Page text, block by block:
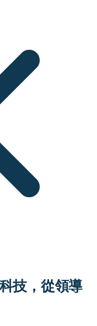
技，從領導